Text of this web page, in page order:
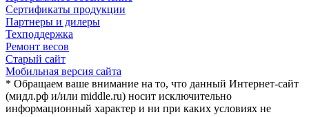
Сертификаты продукции
Партнеры и дилеры
Техподдержка
Ремонт весов
Старый сайт
Мобильная версия сайта
* Обращаем ваше внимание на то, что данный Интернет-сайт
(мидл.рф и/или middle.ru) носит исключительно
информационный характер и ни при каких условиях не